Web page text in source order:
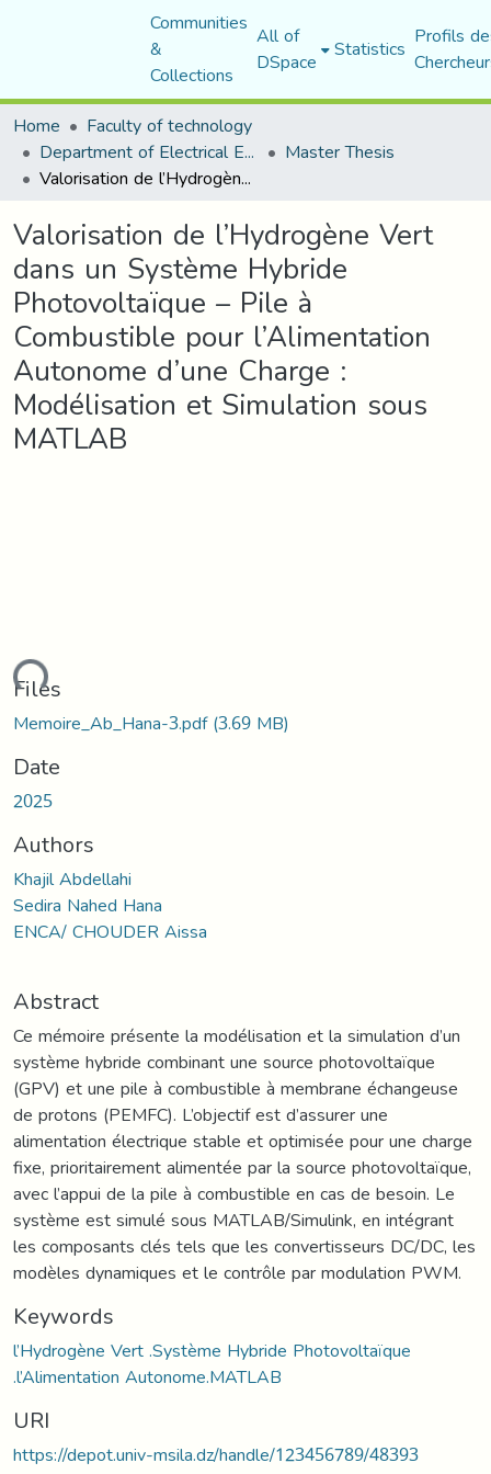
Communities
&
Collections
All of
DSpace Statistics Profils
Home
Faculty of technology
Department of Electrical Engineering Master Thesis
Valorisation de l’Hydrogène Vert dans un Système Hybride Photovoltaïque – Pile à Combustible pour l’Alimentation Autonome d’une Charge : Modélisation et Simulation sous MATLAB
Valorisation de l’Hydrogène Vert
dans un Système Hybride
Photovoltaïque – Pile à
Combustible pour l’Alimentation
Autonome d’une Charge :
Modélisation et Simulation sous
MATLAB
Files
Memoire_Ab_Hana-3.pdf(3.69 MB)
Date
2025
Authors
Khajil Abdellahi
Sedira Nahed Hana
ENCA/ CHOUDER Aissa
Abstract
Ce mémoire présente la modélisation et la simulation d’un
système hybride combinant une source photovoltaïque
(GPV) et une pile à combustible à membrane échangeuse
de protons (PEMFC). L’objectif est d’assurer une
alimentation électrique stable et optimisée pour une charge
fixe, prioritairement alimentée par la source photovoltaïque,
avec l’appui de la pile à combustible en cas de besoin. Le
système est simulé sous MATLAB/Simulink, en intégrant
les composants clés tels que les convertisseurs DC/DC, les
modèles dynamiques et le contrôle par modulation PWM.
Keywords
l’Hydrogène Vert .Système Hybride Photovoltaïque
.l’Alimentation Autonome.MATLAB
URI
https://depot.univ-msila.dz/handle/123456789/48393